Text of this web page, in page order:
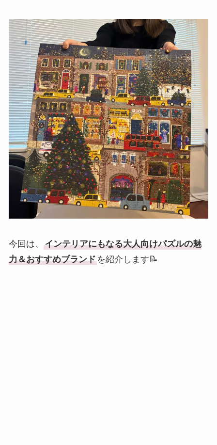
今回は、 インテリアにもなる大人向けパズルの魅
力＆おすすめブランドを紹介します📝